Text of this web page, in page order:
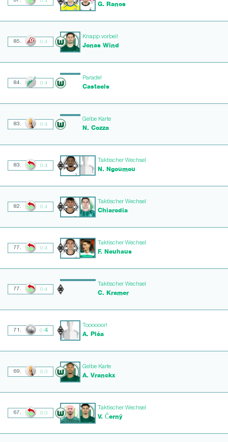
G. Ranos
85. 0:4
Knapp vorbei!
Jonas Wind
84. 0:4
Parade!
Casteels
83. 0:4
Gelbe Karte
N. Cozza
83. 0:4
Taktischer Wechsel
N. Ngoumou
82. 0:4
Taktischer Wechsel
Chiarodia
77. 0:4
Taktischer Wechsel
F. Neuhaus
77. 0:4
Taktischer Wechsel
C. Kramer
71. 0:4
Toooooor!
A. Pléa
69. 0:3
Gelbe Karte
A. Vranckx
67. 0:3
Taktischer Wechsel
V. Černý